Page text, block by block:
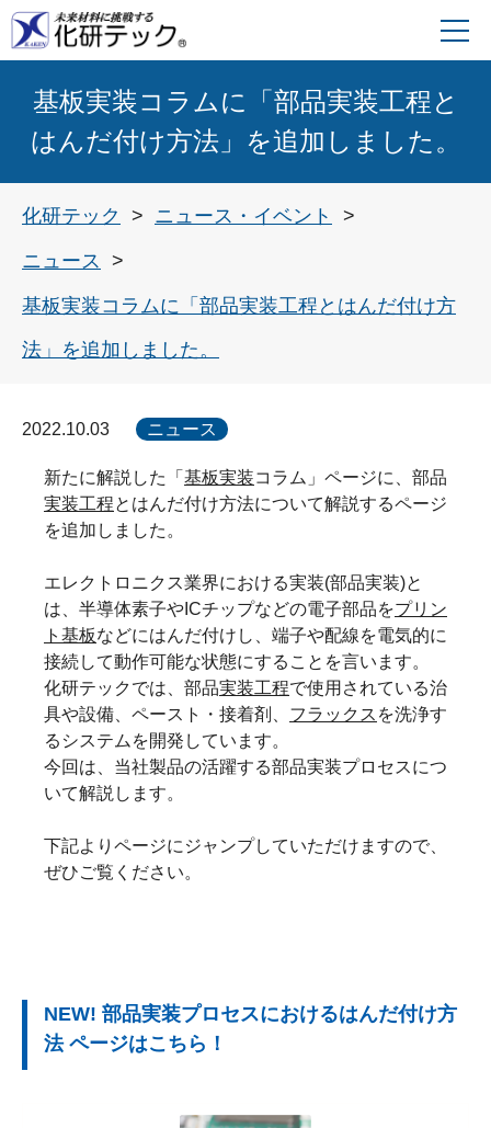
基板実装コラムに「部品実装工程と
はんだ付け方法」を追加しました。
化研テック ニュース・イベント
ニュース
基板実装コラムに「部品実装工程とはんだ付け方
法」を追加しました。
2022.10.03 ニュース
新たに解説した「 基板実装コラム」ページに、部品
実装工程とはんだ付け方法について解説するページ
を追加しました。
エレクトロニクス業界における実装(部品実装)と
は、半導体素子やICチップなどの電子部品をプリン
ト基板などにはんだ付けし、端子や配線を電気的に
接続して動作可能な状態にすることを言います。
化研テックでは、部品実装工程で使用されている治
具や設備、ペースト・接着剤、 フラックス を洗浄す
るシステムを開発しています。
今回は、当社製品の活躍する部品実装プロセスにつ
いて解説します。
下記よりページにジャンプしていただけますので、
ぜひご覧ください。
NEW! 部品実装プロセスにおけるはんだ付け方
法 ページはこちら！